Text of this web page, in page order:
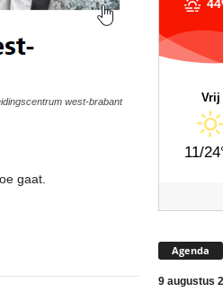
west-brabant
gaat.
Vrij
11/
Agenda
9 augustus